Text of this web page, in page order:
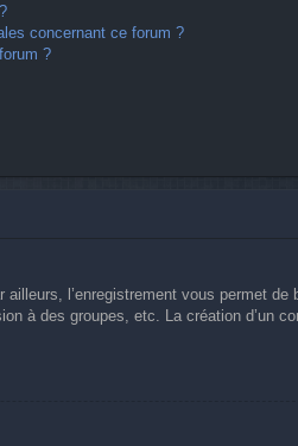
concernant ce forum ?
?
l’enregistrement vous permet de
à des groupes, etc. La création d’un